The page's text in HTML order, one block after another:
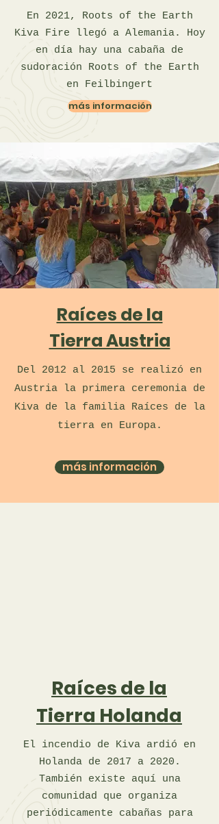
En 2021, Roots of the Earth
Kiva Fire llegó a Alemania. Hoy
en día hay una cabaña de
sudoración Roots of the Earth
en Feilbingert
más información
Raíces de la
Tierra Austria
Del 2012 al 2015 se realizó en
Austria la primera ceremonia de
Kiva de la familia Raíces de la
tierra en Europa.
más información
Raíces de la
Tierra Holanda
El incendio de Kiva ardió en
Holanda de 2017 a 2020.
También existe aquí una
comunidad que organiza
periódicamente cabañas para